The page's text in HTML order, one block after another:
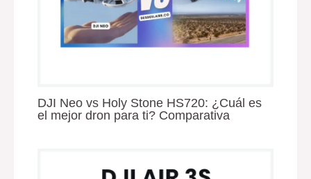
DJI Neo vs Holy Stone HS720: ¿Cuál es
el mejor dron para ti? Comparativa